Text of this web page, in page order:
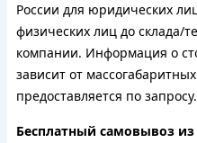
России для юридических
физических лиц до склада/
компании. Информация о
зависит от
предоставляется по запросу.
Бесплатный самовывоз из